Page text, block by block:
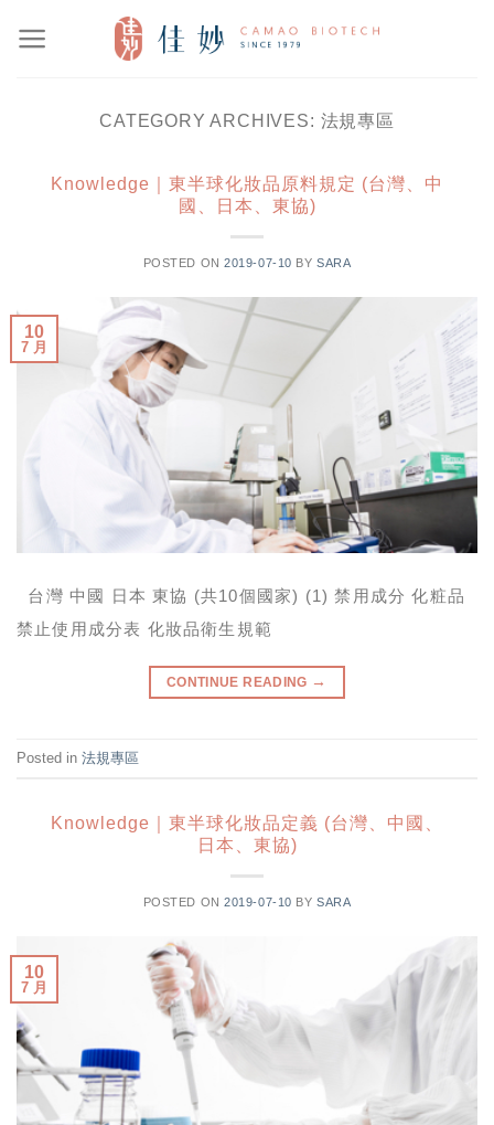
CATEGORY ARCHIVES: 法規專區
Knowledge｜東半球化妝品原料規定 (台灣、中
國、日本、東協)
POSTED ON2019-07-10 BYSARA
10
7 月
台灣 中國 日本 東協 (共10個國家) (1) 禁用成分 化粧品
禁止使用成分表 化妝品衛生規範
CONTINUE READING →
Posted in 法規專區
Knowledge｜東半球化妝品定義 (台灣、中國、
日本、東協)
POSTED ON2019-07-10 BYSARA
10
7 月